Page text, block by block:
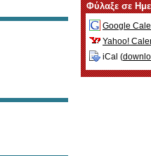
Φύλαξε σε
Google
Yahoo!
iCal (